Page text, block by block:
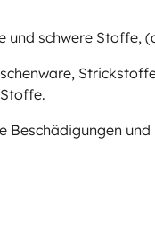
schwere Stoffe,